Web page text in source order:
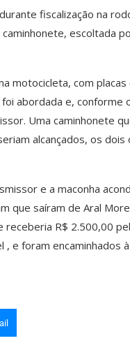
fiscalização na
escoltada
motocicleta, com placas
abordada e, conforme
Uma caminhonete
alcançados, os dois
e a maconha
que saíram de Aral
R$ 2.500,00
e foram encaminhados